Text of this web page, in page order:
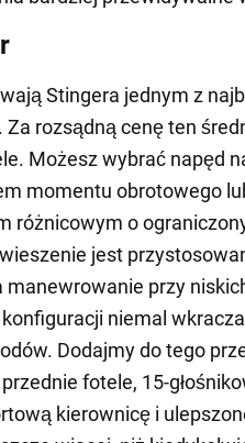
Stingera jednym z
Za rozsądną cenę ten
Możesz wybrać napęd
momentu obrotowego
różnicowym o
jest
manewrowanie przy
niemal
Dodajmy do tego
fotele, 15-
kierownicę i